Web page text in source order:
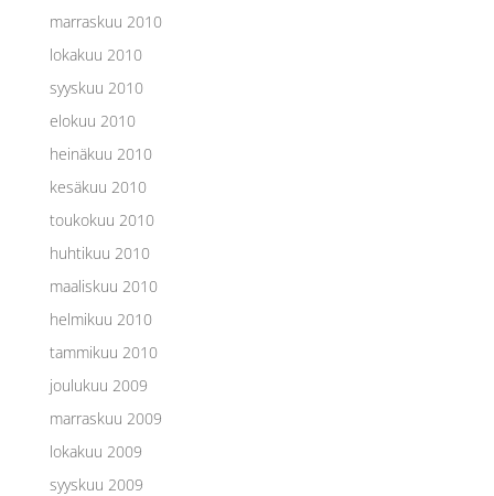
marraskuu 2010
lokakuu 2010
syyskuu 2010
elokuu 2010
heinäkuu 2010
kesäkuu 2010
toukokuu 2010
huhtikuu 2010
maaliskuu 2010
helmikuu 2010
tammikuu 2010
joulukuu 2009
marraskuu 2009
lokakuu 2009
syyskuu 2009